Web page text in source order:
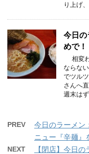
り上げ
今日の
めで！
相変わ
ならな
でツル
さんへ
週末は
PREV
今日のラーメン
ニュー『辛麺』
NEXT
【閉店】今日